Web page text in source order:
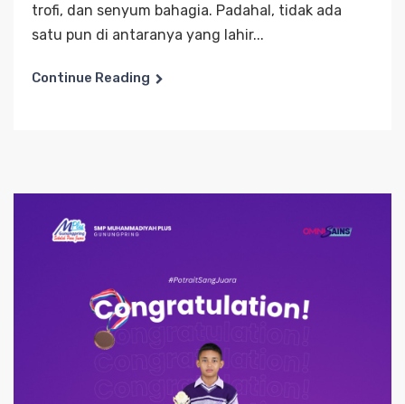
trofi, dan senyum bahagia. Padahal, tidak ada
satu pun di antaranya yang lahir...
Continue Reading